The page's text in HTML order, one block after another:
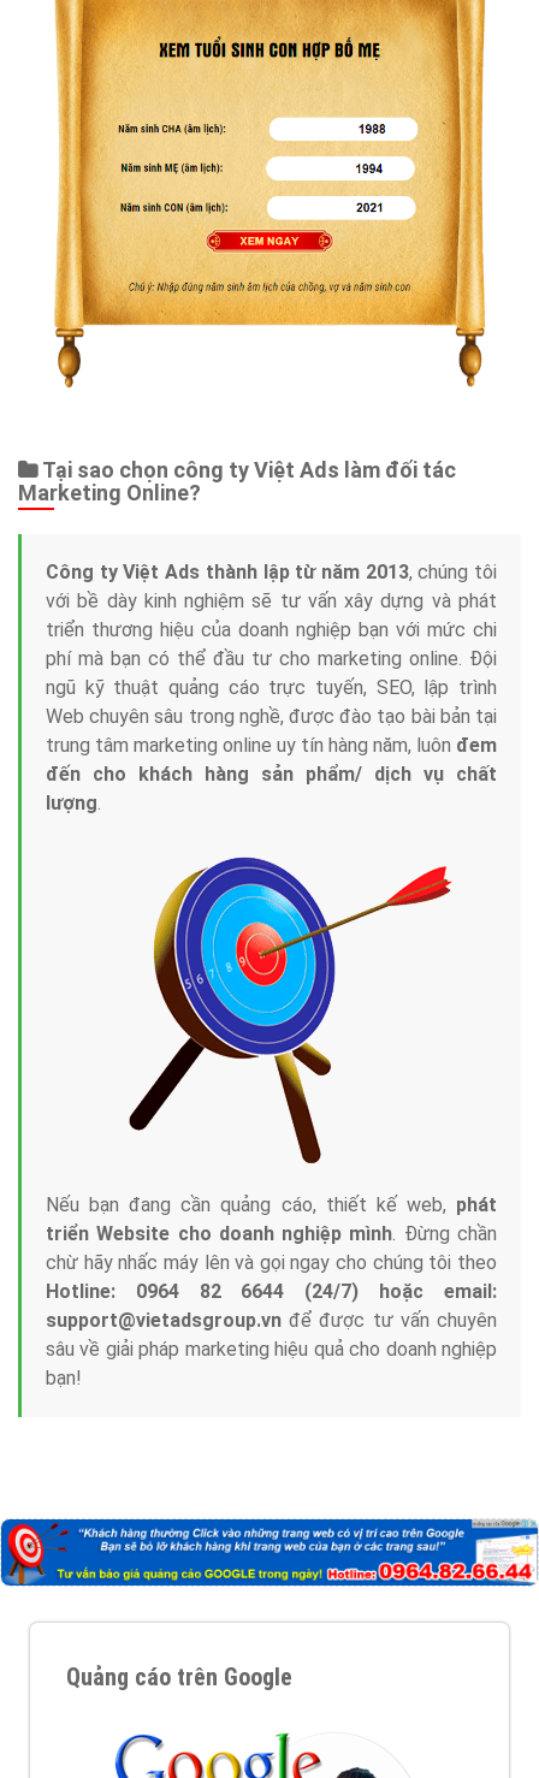
Tại sao chọn công ty Việt Ads làm đối tác
Marketing Online?
Công ty Việt Ads thành lập từ năm 2013, chúng tôi
với bề dày kinh nghiệm sẽ tư vấn xây dựng và phát
triển thương hiệu của doanh nghiệp bạn với mức chi
phí mà bạn có thể đầu tư cho marketing online. Đội
ngũ kỹ thuật quảng cáo trực tuyến, SEO, lập trình
Web chuyên sâu trong nghề, được đào tạo bài bản tại
trung tâm marketing online uy tín hàng năm, luôn đem
đến cho khách hàng sản phẩm/ dịch vụ chất
lượng.
Nếu bạn đang cần quảng cáo, thiết kế web, phát
triển Website cho doanh nghiệp mình. Đừng chần
chừ hãy nhấc máy lên và gọi ngay cho chúng tôi theo
Hotline: 0964 82 6644 (24/7) hoặc email:
support@vietadsgroup.vn để được tư vấn chuyên
sâu về giải pháp marketing hiệu quả cho doanh nghiệp
bạn!
Quảng cáo trên Google